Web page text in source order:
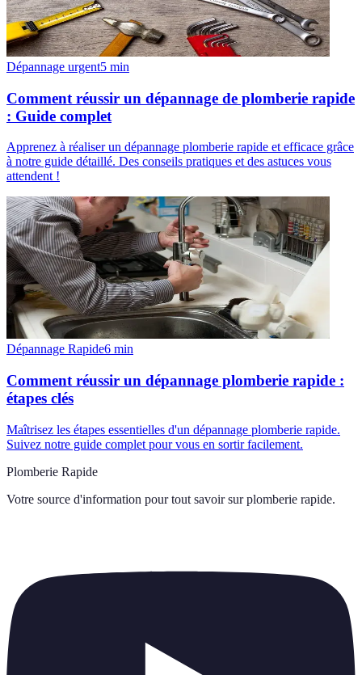
Dépannage urgent5 min
Comment réussir un dépannage de plomberie rapide
: Guide complet
Apprenez à réaliser un dépannage plomberie rapide et efficace grâce
à notre guide détaillé. Des conseils pratiques et des astuces vous
attendent !
Dépannage Rapide6 min
Comment réussir un dépannage plomberie rapide :
étapes clés
Maîtrisez les étapes essentielles d'un dépannage plomberie rapide.
Suivez notre guide complet pour vous en sortir facilement.
Plomberie Rapide
Votre source d'information pour tout savoir sur plomberie rapide.